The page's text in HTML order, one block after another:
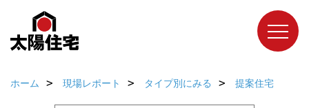
ホーム 現場レポート タイプ別にみる 提案住宅